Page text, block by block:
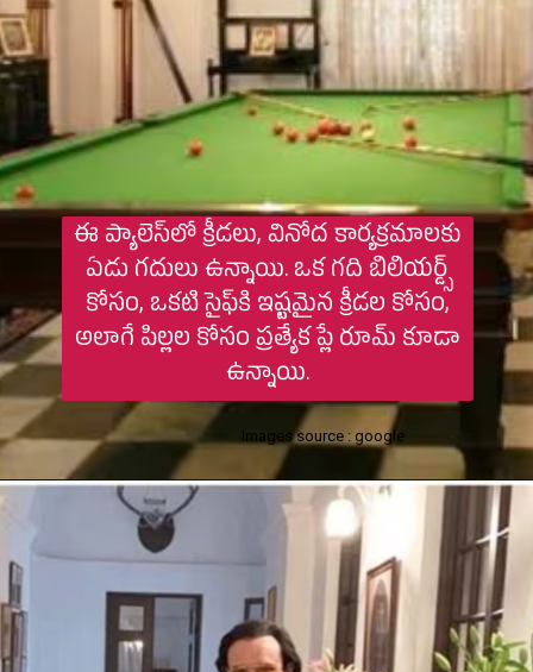
ఈ ప్యాలెస్‌లో క్రీడలు, వినోద కార్యక్రమాలకు
ఏడు గదులు ఉన్నాయి. ఒక గది బిలియర్డ్స్
కోసం, ఒకటి సైఫ్‌కి ఇష్టమైన క్రీడల కోసం,
అలాగే పిల్లల కోసం ప్రత్యేక ప్లే రూమ్ కూడా
ఉన్నాయి.
Images source : google